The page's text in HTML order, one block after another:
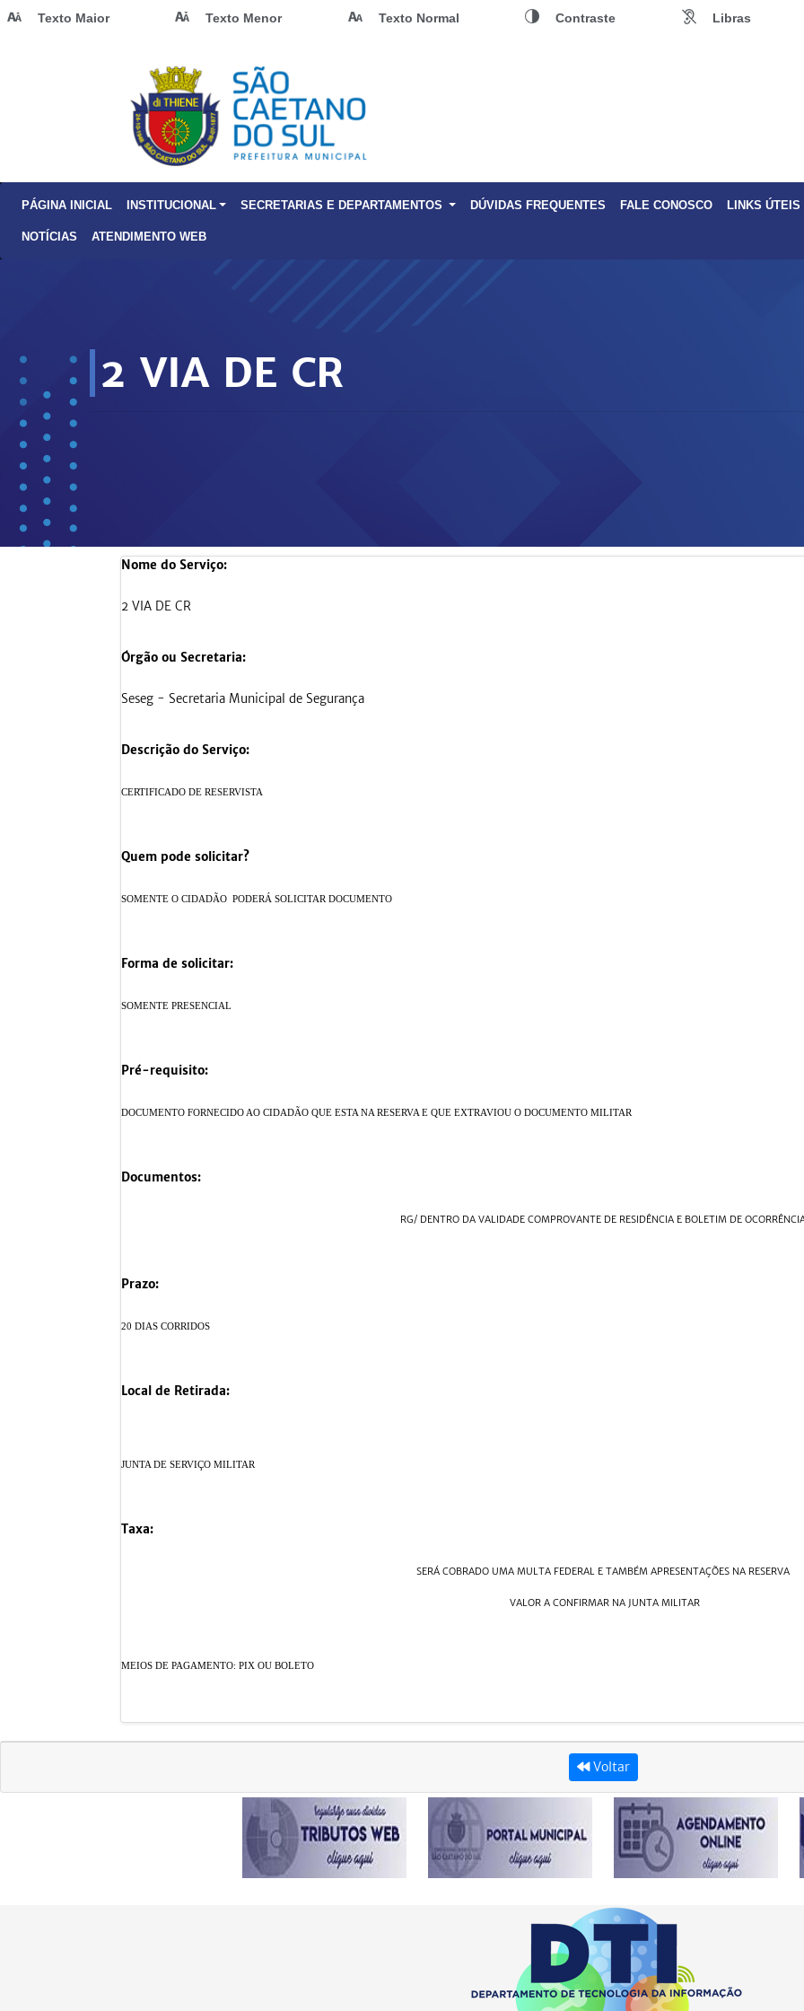
Texto Maior Texto Menor Texto Normal Contraste Libras
PÁGINA INICIAL INSTITUCIONAL SECRETARIAS E DEPARTAMENTOS DÚVIDAS FREQUENTES FALE CONOSCO LINKS ÚTEIS
NOTÍCIAS ATENDIMENTO WEB
2 VIA DE CR
Nome do Serviço:
2 VIA DE CR
Órgão ou Secretaria:
Seseg - Secretaria Municipal de Segurança
Descrição do Serviço:
CERTIFICADO DE RESERVISTA
Quem pode solicitar?
SOMENTE O CIDADÃO PODERÁ SOLICITAR DOCUMENTO
Forma de solicitar:
SOMENTE PRESENCIAL
Pré-requisito:
DOCUMENTO FORNECIDO AO CIDADÃO QUE ESTA NA RESERVA E QUE EXTRAVIOU O DOCUMENTO MILITAR
Documentos:
RG/ DENTRO DA VALIDADE COMPROVANTE DE RESIDÊNCIA E BOLETIM DE
Prazo:
20 DIAS CORRIDOS
Local de Retirada:
JUNTA DE SERVIÇO MILITAR
Taxa:
SERÁ COBRADO UMA MULTA FEDERAL E TAMBÉM APRESENTAÇÕES NA RESERVA
VALOR A CONFIRMAR NA JUNTA MILITAR
MEIOS DE PAGAMENTO: PIX OU BOLETO
Voltar